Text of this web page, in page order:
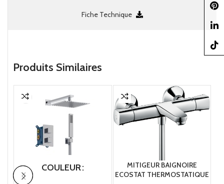
Fiche Technique
Produits Similaires
COULEUR
MITIGEUR BAIGNOIRE
ECOSTAT THERMOSTATIQUE